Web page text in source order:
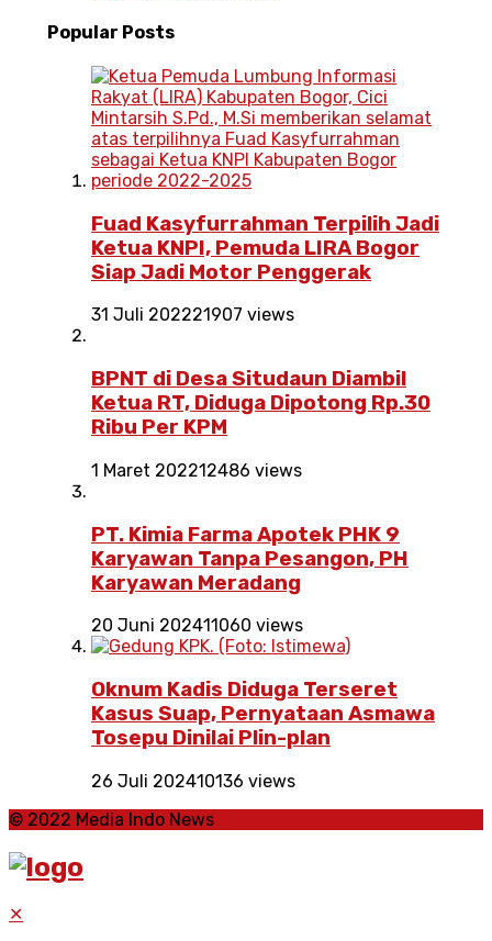
Popular Posts
Fuad Kasyfurrahman Terpilih Jadi
Ketua KNPI, Pemuda LIRA Bogor
Siap Jadi Motor Penggerak
31 Juli 202221907 views
BPNT di Desa Situdaun Diambil
Ketua RT, Diduga Dipotong Rp.30
Ribu Per KPM
1 Maret 202212486 views
PT. Kimia Farma Apotek PHK 9
Karyawan Tanpa Pesangon, PH
Karyawan Meradang
20 Juni 202411060 views
Oknum Kadis Diduga Terseret
Kasus Suap, Pernyataan Asmawa
Tosepu Dinilai Plin-plan
26 Juli 202410136 views
© 2022 Media Indo News
✕